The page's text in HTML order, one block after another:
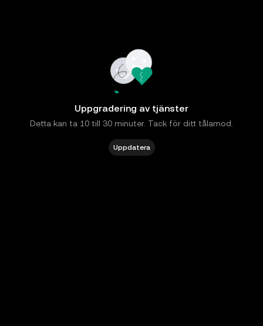
Uppgradering av tjänster
Detta kan ta 10 till 30 minuter. Tack för ditt tålamod.
Uppdatera